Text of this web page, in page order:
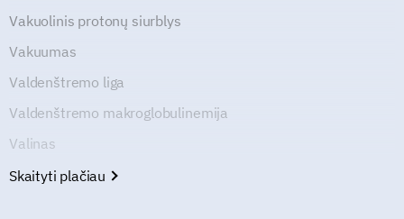
Vakuolinis protonų siurblys
Vakuumas
Valdenštremo liga
Valdenštremo makroglobulinemija
Valinas
Skaityti plačiau